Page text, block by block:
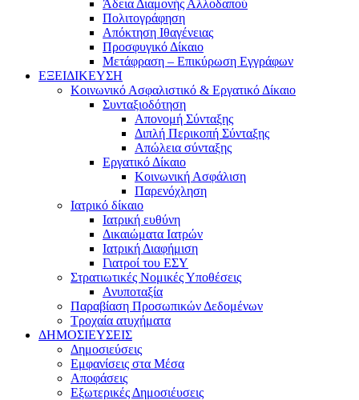
Άδεια Διαμονής Αλλοδαπού
Πολιτογράφηση
Απόκτηση Ιθαγένειας
Προσφυγικό Δίκαιο
Μετάφραση – Επικύρωση Εγγράφων
ΕΞΕΙΔΙΚΕΥΣΗ
Κοινωνικό Ασφαλιστικό & Εργατικό Δίκαιο
Συνταξιοδότηση
Απονομή Σύνταξης
Διπλή Περικοπή Σύνταξης
Απώλεια σύνταξης
Εργατικό Δίκαιο
Κοινωνική Ασφάλιση
Παρενόχληση
Ιατρικό δίκαιο
Ιατρική ευθύνη
Δικαιώματα Ιατρών
Ιατρική Διαφήμιση
Γιατροί του ΕΣΥ
Στρατιωτικές Νομικές Υποθέσεις
Ανυποταξία
Παραβίαση Προσωπικών Δεδομένων
Τροχαία ατυχήματα
ΔΗΜΟΣΙΕΥΣΕΙΣ
Δημοσιεύσεις
Εμφανίσεις στα Μέσα
Αποφάσεις
Εξωτερικές Δημοσιέυσεις